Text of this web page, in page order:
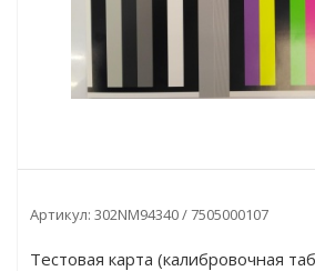
Артикул: 302NM94340 / 7505000107
Тестовая карта (калибровочная